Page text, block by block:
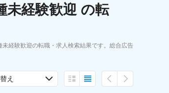
職セミナー動画
未経験歓迎 の転
経験歓迎の転職・求人検索結果です。総合広告
え